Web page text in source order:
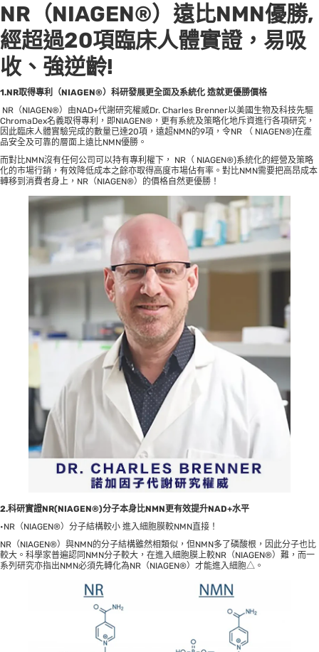
NR（NIAGEN®）遠比NMN優勝,
經超過20項臨床人體實證，易吸
收、強逆齡!
1.NR取得專利（NIAGEN®）科研發展更全面及系統化 造就更優勝價格
NR（NIAGEN®）由NAD+代謝研究權威Dr. Charles Brenner以美國生物及科技先驅
ChromaDex名義取得專利，即NIAGEN®，更有系統及策略化地斥資進行各項研究，
因此臨床人體實驗完成的數量已達20項，遠超NMN的9項，令NR （ NIAGEN®)在產
品安全及可靠的層面上遠比NMN優勝。
而對比NMN沒有任何公司可以持有專利權下， NR（ NIAGEN®)系統化的經營及策略
化的市場行銷，有效降低成本之餘亦取得高度市場佔有率。對比NMN需要把高昂成本
轉移到消費者身上，NR（NIAGEN®）的價格自然更優勝！
2.科研實證NR(NIAGEN®)分子本身比NMN更有效提升NAD+水平
•NR（NIAGEN®）分子結構較小 進入細胞膜較NMN直接！
NR（NIAGEN®）與NMN的分子結構雖然相類似，但NMN多了磷酸根，因此分子也比
較大。科學家普遍認同NMN分子較大，在進入細胞膜上較NR（NIAGEN®）難，而一
系列研究亦指出NMN必須先轉化為NR（NIAGEN®）才能進入細胞△。